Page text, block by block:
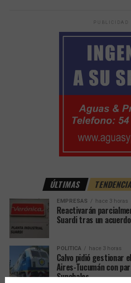
PUBLICIDAD
ÚLTIMAS
EMPRESAS hace 3 horas
Reactivarán
Suardi tras un
POLITICA hace 3 horas
Calvo pidió gestionar
Aires-Tucumán con
Sunchales